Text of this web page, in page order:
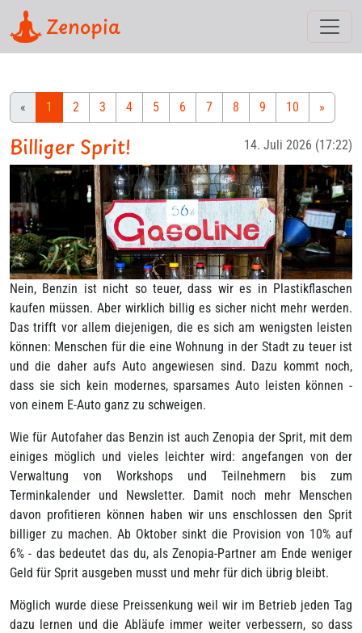
Zenopia
« 1 2 3 4 5 6 7 8 9 10 »
14. Juli 2026 (17:22)
Billiger Sprit!
Nein, Benzin ist nicht so teuer, dass wir es in Plastikflaschen
kaufen müssen. Aber wirklich billig es sicher nicht mehr werden.
Das trifft vor allem diejenigen, die es sich am wenigsten leisten
können: Menschen für die eine Wohnung in der Stadt zu teuer ist
und die daher aufs Auto angewiesen sind. Dazu kommt noch,
dass sie sich kein modernes, sparsames Auto leisten können -
von einem E-Auto ganz zu schweigen.
Wie für Autofaher das Benzin ist auch Zenopia der Sprit, mit dem
einiges möglich und vieles leichter wird: angefangen von der
Verwaltung von Workshops und Teilnehmern bis zum
Terminkalender und Newsletter. Damit noch mehr Menschen
davon profitieren können haben wir uns enschlossen den Sprit
billiger zu machen. Ab Oktober sinkt die Provision von 10% auf
6% - das bedeutet das du, als Zenopia-Partner am Ende weniger
Geld für Sprit ausgeben musst und mehr für dich übrig bleibt.
Möglich wurde diese Preissenkung weil wir im Betrieb jeden Tag
dazu lernen und die Abläufe immer weiter verbessern, so dass